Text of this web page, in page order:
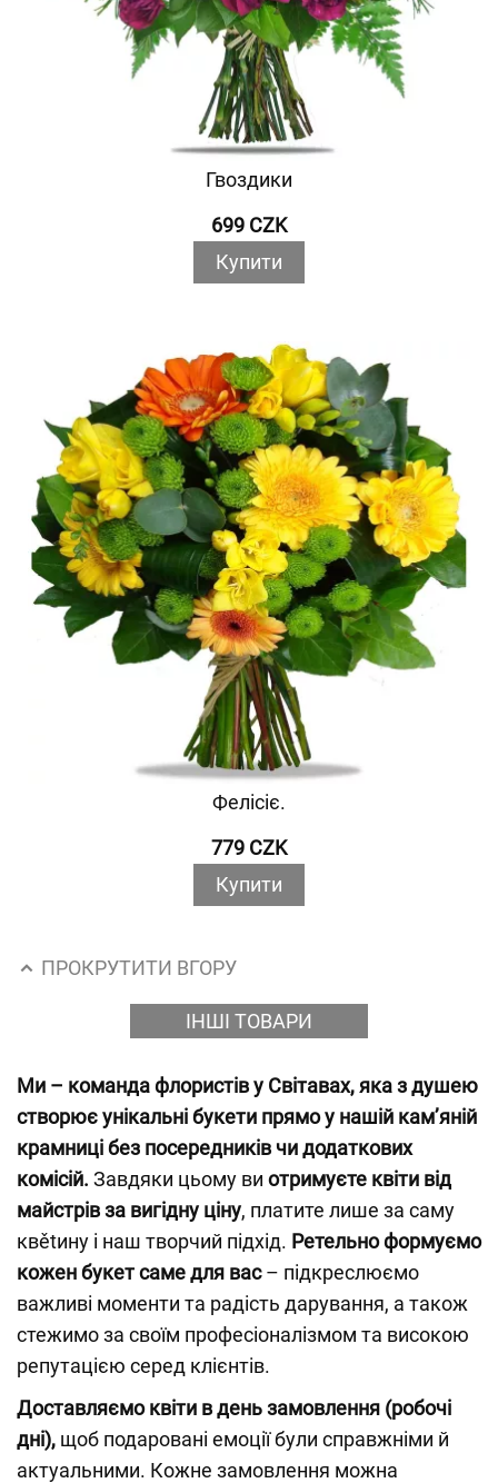
Гвоздики
699 CZK
Купити
Фелісіє.
779 CZK
Купити
ПРОКРУТИТИ ВГОРУ
ІНШІ ТОВАРИ
Ми – команда флористів у Світавах, яка з душею
створює унікальні букети прямо у нашій камʼяній
крамниці без посередників чи додаткових
комісій. Завдяки цьому ви отримуєте квіти від
майстрів за вигідну ціну, платите лише за саму
квětину і наш творчий підхід. Ретельно формуємо
кожен букет саме для вас– підкреслюємо
важливі моменти та радість дарування, а також
стежимо за своїм професіоналізмом та високою
репутацією серед клієнтів.
Доставляємо квіти в день замовлення (робочі
дні), щоб подаровані емоції були справжніми й
актуальними. Кожне замовлення можна